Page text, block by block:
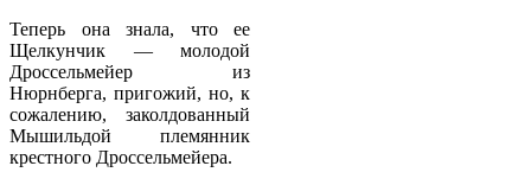
Теперь она знала, что ее
Щелкунчик — молодой
Дроссельмейер из
Нюрнберга, пригожий, но, к
сожалению, заколдованный
Мышильдой племянник
крестного Дроссельмейера.